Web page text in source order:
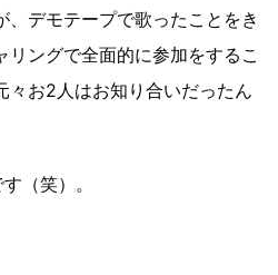
、デモテープで歌ったことをき
リングで全面的に参加をするこ
々お2人はお知り合いだったん
（笑）。